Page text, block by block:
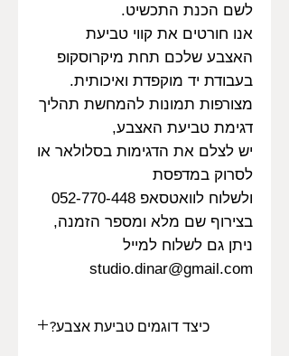
לשם הכנת התכשיט.
אנו חורטים את קווי טביעת
האצבע שלכם תחת מיקרוסקופ
בעבודת יד מוקפדת ואיכותית.
מצורפות תמונות להמחשת תהליך
דגימת טביעת האצבע,
יש לצלם את הדגימות בסלולאר או
לסרוק במדפסת
ולשלוח לוואטסאפ 052-770-448
בצירוף שם מלא ומספר הזמנה,
ניתן גם לשלוח למייל
studio.dinar@gmail.com
כיצד דוגמים טביעת אצבע?